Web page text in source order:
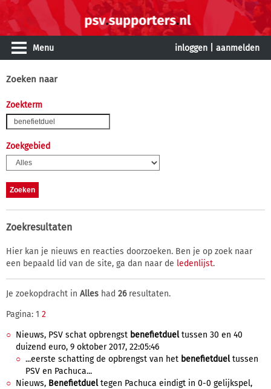
Menu inloggen aanmelden
Zoeken naar
Zoekterm
Zoekgebied
Zoekresultaten
Hier kan je nieuws en reacties doorzoeken. Ben je op zoek naar
een bepaald lid van de site, ga dan naar de ledenlijst.
Je zoekopdracht in Alles had 26resultaten.
Pagina: 1 2
Nieuws, PSV schat opbrengst benefietdueltussen 30 en 40
duizend euro, 9 oktober 2017, 22:05:46
...eerste schatting de opbrengst van het benefietdueltussen
PSV en Pachuca...
Nieuws, Benefietdueltegen Pachuca eindigt in 0-0 gelijkspel,